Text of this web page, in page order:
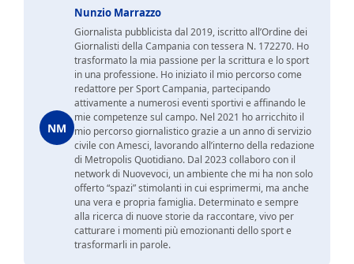
NM
Nunzio Marrazzo
Giornalista pubblicista dal 2019, iscritto all’Ordine dei
Giornalisti della Campania con tessera N. 172270. Ho
trasformato la mia passione per la scrittura e lo sport
in una professione. Ho iniziato il mio percorso come
redattore per Sport Campania, partecipando
attivamente a numerosi eventi sportivi e affinando le
mie competenze sul campo. Nel 2021 ho arricchito il
mio percorso giornalistico grazie a un anno di servizio
civile con Amesci, lavorando all’interno della redazione
di Metropolis Quotidiano. Dal 2023 collaboro con il
network di Nuovevoci, un ambiente che mi ha non solo
offerto “spazi” stimolanti in cui esprimermi, ma anche
una vera e propria famiglia. Determinato e sempre
alla ricerca di nuove storie da raccontare, vivo per
catturare i momenti più emozionanti dello sport e
trasformarli in parole.